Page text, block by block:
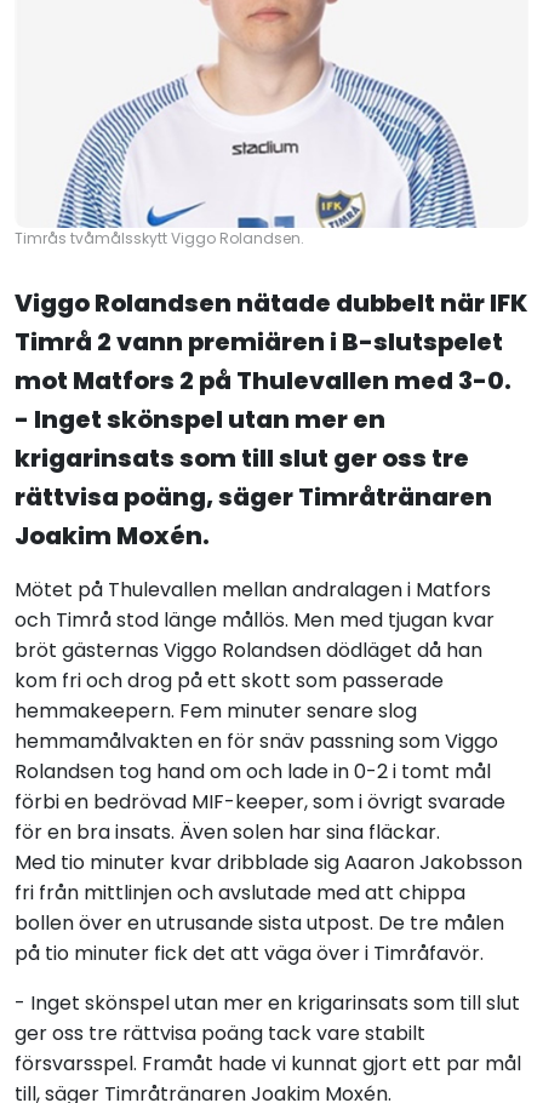
Timrås tvåmålsskytt Viggo Rolandsen.
Viggo Rolandsen nätade dubbelt när IFK
Timrå 2 vann premiären i B-slutspelet
mot Matfors 2 på Thulevallen med 3-0.
- Inget skönspel utan mer en
krigarinsats som till slut ger oss tre
rättvisa poäng, säger Timråtränaren
Joakim Moxén.
Mötet på Thulevallen mellan andralagen i Matfors
och Timrå stod länge mållös. Men med tjugan kvar
bröt gästernas Viggo Rolandsen dödläget då han
kom fri och drog på ett skott som passerade
hemmakeepern. Fem minuter senare slog
hemmamålvakten en för snäv passning som Viggo
Rolandsen tog hand om och lade in 0-2 i tomt mål
förbi en bedrövad MIF-keeper, som i övrigt svarade
för en bra insats. Även solen har sina fläckar.
Med tio minuter kvar dribblade sig Aaaron Jakobsson
fri från mittlinjen och avslutade med att chippa
bollen över en utrusande sista utpost. De tre målen
på tio minuter fick det att väga över i Timråfavör.
- Inget skönspel utan mer en krigarinsats som till slut
ger oss tre rättvisa poäng tack vare stabilt
försvarsspel. Framåt hade vi kunnat gjort ett par mål
till, säger Timråtränaren Joakim Moxén.